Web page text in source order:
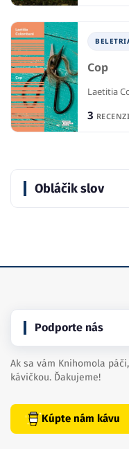
Cop
Laetitia
3
Obláčik slov
Podporte nás
Ak sa vám Knihomola
kávičkou. Ďakujeme!
Kúpte nám kávu